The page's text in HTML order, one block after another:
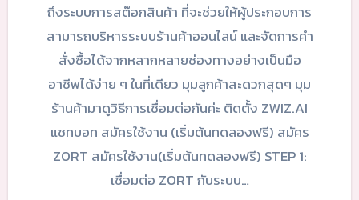
ถึงระบบการสต๊อกสินค้า ที่จะช่วยให้ผู้ประกอบการ
สามารถบริหารระบบร้านค้าออนไลน์ และจัดการคำ
สั่งซื้อได้จากหลากหลายช่องทางอย่างเป็นมือ
อาชีพได้ง่าย ๆ ในที่เดียว มุมลูกค้าสะดวกสุดๆ มุม
ร้านค้ามาดูวิธีการเชื่อมต่อกันค่ะ ติดตั้ง ZWIZ.AI
แชทบอท สมัครใช้งาน (เริ่มต้นทดลองฟรี) สมัคร
ZORT สมัครใช้งาน(เริ่มต้นทดลองฟรี) STEP 1:
เชื่อมต่อ ZORT กับระบบ…